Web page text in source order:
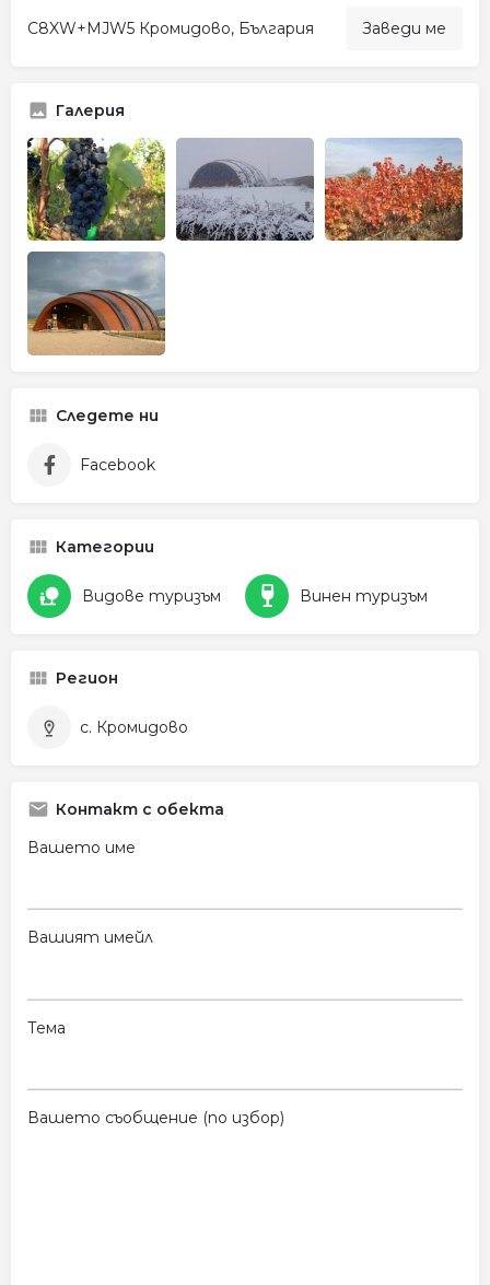
C8XW+MJW5 Кромидово, България Заведи ме
Галерия
Следете ни
Facebook
Категории
Видове туризъм Винен туризъм
Регион
с. Кромидово
Контакт с обекта
Вашето име
Вашият имейл
Тема
Вашето съобщение (по избор)